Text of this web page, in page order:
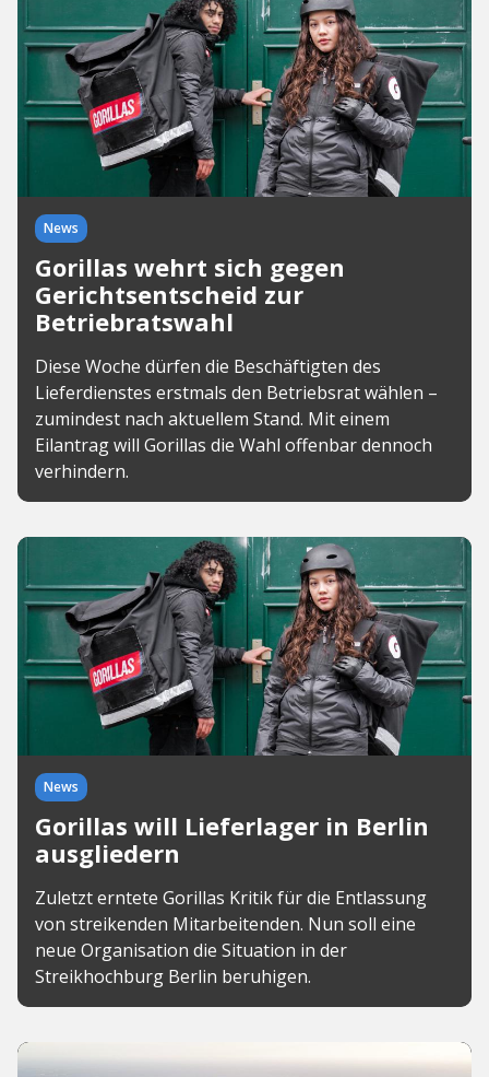
News
Gorillas wehrt sich gegen
Gerichtsentscheid zur
Betriebratswahl
Diese Woche dürfen die Beschäftigten des
Lieferdienstes erstmals den Betriebsrat wählen –
zumindest nach aktuellem Stand. Mit einem
Eilantrag will Gorillas die Wahl offenbar dennoch
verhindern.
News
Gorillas will Lieferlager in Berlin
ausgliedern
Zuletzt erntete Gorillas Kritik für die Entlassung
von streikenden Mitarbeitenden. Nun soll eine
neue Organisation die Situation in der
Streikhochburg Berlin beruhigen.